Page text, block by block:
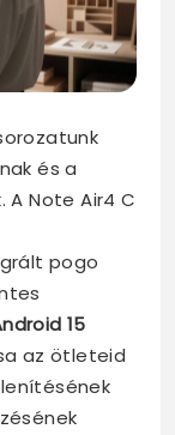
és a
A Note Air4 C
pogo
15
az ötleteid